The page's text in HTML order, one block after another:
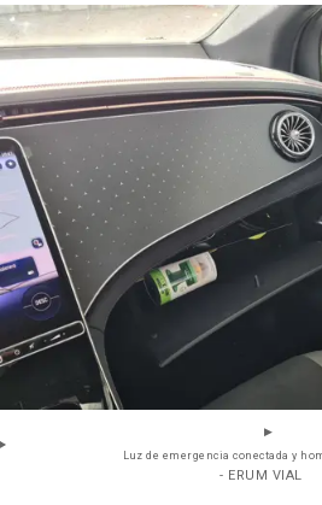
Luz de emergencia conectada y
- ERUM VIAL